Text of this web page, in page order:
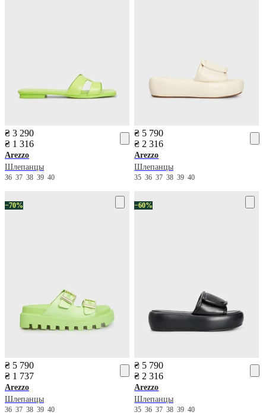
₴ 3 290
₴ 1 316
Arezzo
Шлепанцы
36 37 38 39 40
₴ 5 790
₴ 2 316
Arezzo
Шлепанцы
353637383940
−70%
₴ 5 790
₴ 1 737
Arezzo
Шлепанцы
36 37 38 39 40
−60%
₴ 5 790
₴ 2 316
Arezzo
Шлепанцы
353637383940